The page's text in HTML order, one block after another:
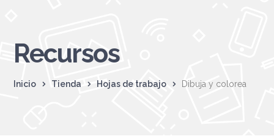
Recursos
Inicio Tienda Hojas de trabajo Dibuja y colorea